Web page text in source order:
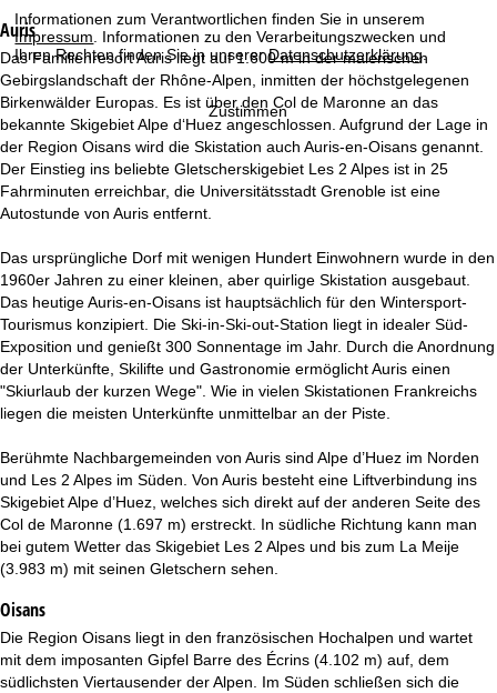
Informationen zum Verantwortlichen finden Sie in unserem
Impressum . Informationen zu den Verarbeitungszwecken und
Ihren Rechten finden Sie in unsererDatenschutzerklärung.
Zustimmen
t
s
e
i
t
e
Auris
Das Familienresort Auris liegt auf 1.600 m in der malerischen
Gebirgslandschaft der Rhône-Alpen, inmitten der höchstgelegenen
Birkenwälder Europas. Es ist über den Col de Maronne an das
bekannte Skigebiet Alpe d‘Huez angeschlossen. Aufgrund der Lage in
der Region Oisans wird die Skistation auch Auris-en-Oisans genannt.
Der Einstieg ins beliebte Gletscherskigebiet Les 2 Alpes ist in 25
Fahrminuten erreichbar, die Universitätsstadt Grenoble ist eine
Autostunde von Auris entfernt.
Das ursprüngliche Dorf mit wenigen Hundert Einwohnern wurde in den
1960er Jahren zu einer kleinen, aber quirlige Skistation ausgebaut.
Das heutige Auris-en-Oisans ist hauptsächlich für den Wintersport-
Tourismus konzipiert. Die Ski-in-Ski-out-Station liegt in idealer Süd-
Exposition und genießt 300 Sonnentage im Jahr. Durch die Anordnung
der Unterkünfte, Skilifte und Gastronomie ermöglicht Auris einen
"Skiurlaub der kurzen Wege". Wie in vielen Skistationen Frankreichs
liegen die meisten Unterkünfte unmittelbar an der Piste.
Berühmte Nachbargemeinden von Auris sind Alpe d’Huez im Norden
und Les 2 Alpes im Süden. Von Auris besteht eine Liftverbindung ins
Skigebiet Alpe d’Huez, welches sich direkt auf der anderen Seite des
Col de Maronne (1.697 m) erstreckt. In südliche Richtung kann man
bei gutem Wetter das Skigebiet Les 2 Alpes und bis zum La Meije
(3.983 m) mit seinen Gletschern sehen.
Oisans
Die Region Oisans liegt in den französischen Hochalpen und wartet
mit dem imposanten Gipfel Barre des Écrins (4.102 m) auf, dem
südlichsten Viertausender der Alpen. Im Süden schließen sich die